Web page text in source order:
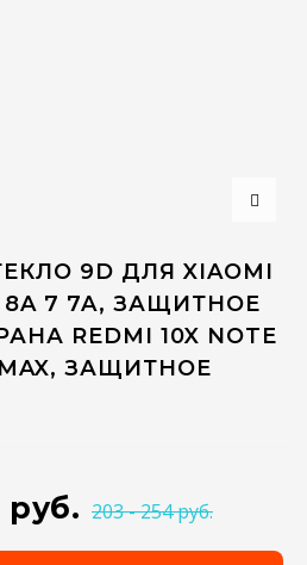
9D ДЛЯ XIAOMI
8A 7 7A, ЗАЩИТНОЕ
REDMI 10X NOTE
MAX, ЗАЩИТНОЕ
руб. 203 - 254 руб.